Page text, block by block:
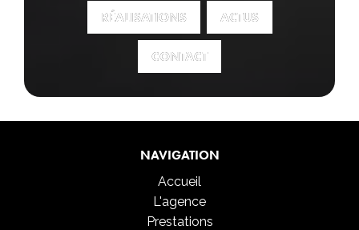
RÉALISATIONS
RÉALISATIONS ACTUS
ACTUS
CONTACT
CONTACT
NAVIGATION
Accueil
L'agence
Prestations